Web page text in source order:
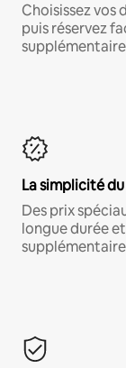
Choisissez vos
puis réservez
La simplicité
Des prix
longue durée